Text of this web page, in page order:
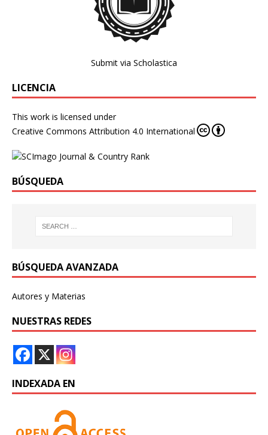
Submit via Scholastica
LICENCIA
This work is licensed under
Creative Commons Attribution 4.0 International
BÚSQUEDA
BÚSQUEDA AVANZADA
Autores y Materias
NUESTRAS REDES
INDEXADA EN